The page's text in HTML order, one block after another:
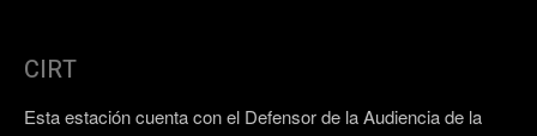
CIRT
Esta estación cuenta con el Defensor de la Audiencia de la